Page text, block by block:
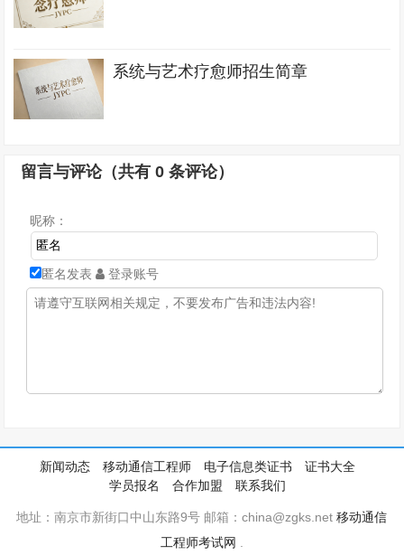
系统与艺术疗愈师招生简章
留言与评论（共有0 条评论）
昵称：
匿名发表 登录账号
新闻动态 移动通信工程师 电子信息类证书
证书大全
学员报名
合作加盟 联系我们
地址：南京市新街口中山东路9号 邮箱：china@zgks.net移动通信
工程师考试网